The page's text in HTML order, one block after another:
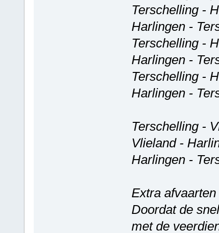
Terschelling -
Harlingen -
Terschelling -
Harlingen -
Terschelling -
Harlingen -
Terschelling -
Vlieland -
Harlingen -
Extra
Doordat de
met de